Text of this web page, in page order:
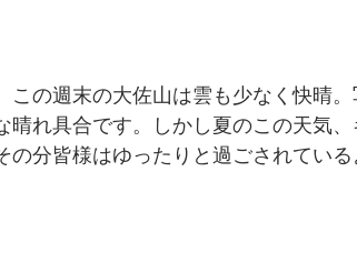
この週末の大佐山は雲も少なく快晴
晴れ具合です。しかし夏のこの天気
の分皆様はゆったりと過ごされている